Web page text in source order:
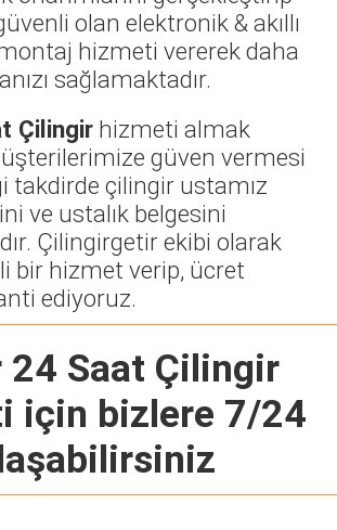
olan elektronik & akıllı
montaj hizmeti vererek daha
sağlamaktadır.
Çilingir hizmeti almak
güven vermesi
takdirde çilingir ustamız
ve ustalık belgesini
Çilingirgetir ekibi olarak
bir hizmet verip, ücret
ediyoruz.
24 Saat Çilingir
için bizlere 7/24